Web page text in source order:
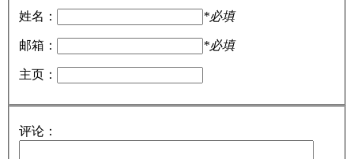
姓名： *必填
邮箱： *必填
主页：
评论：